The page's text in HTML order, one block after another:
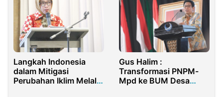
Langkah Indonesia
dalam Mitigasi
Perubahan Iklim Melalui
Gus Halim :
Transformasi PNPM-
Mpd ke BUM Desa